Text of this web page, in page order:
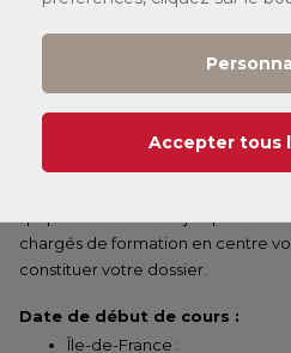
Vous pouvez consulter nos tarifs
chargés de formation en centre
constituer votre dossier.
Date de début de cours :
Île-de-France :
Accepter tous